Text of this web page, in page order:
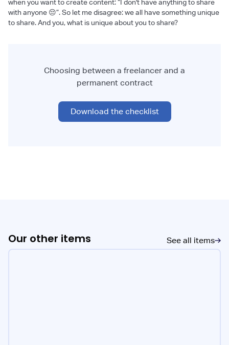
when you want to create content: “I don't have anything to share
with anyone 😔”. So let me disagree: we all have something unique
to share. And you, what is unique about you to share?
Choosing between a freelancer and a
permanent contract
Download the checklist
Our other items See all items